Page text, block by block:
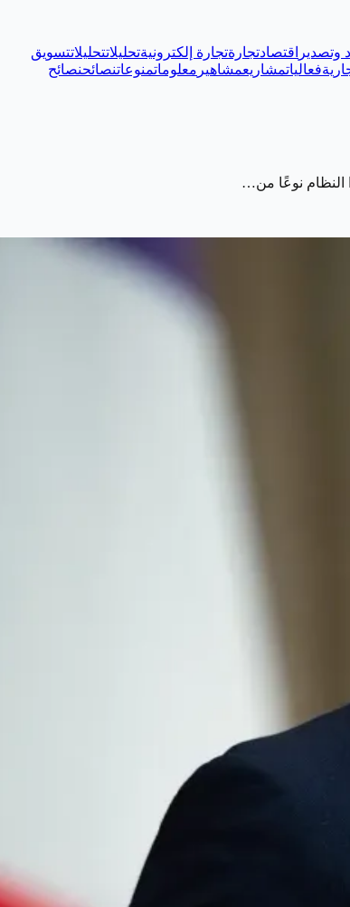
وتصدير اقتصادتجارةتجارة إلكترونيةتحليلاتتحليلاتتسويق
فعالياتمشاريعمشاهير معلوماتمنوعاتنصائحنصائح
النظام نوعًا من…